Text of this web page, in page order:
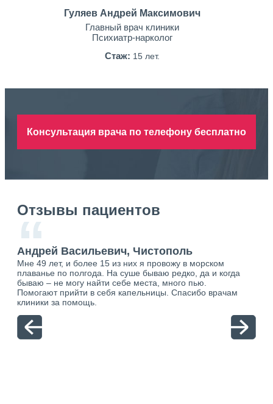
Гуляев Андрей Максимович
Главный врач клиники
Психиатр-нарколог
Стаж: 15 лет.
Консультация врача по телефону бесплатно
Отзывы пациентов
“
Андрей Васильевич, Чистополь
Мне 49 лет, и более 15 из них я провожу в морском
плаванье по полгода. На суше бываю редко, да и когда
бываю – не могу найти себе места, много пью.
Помогают прийти в себя капельницы. Спасибо врачам
клиники за помощь.